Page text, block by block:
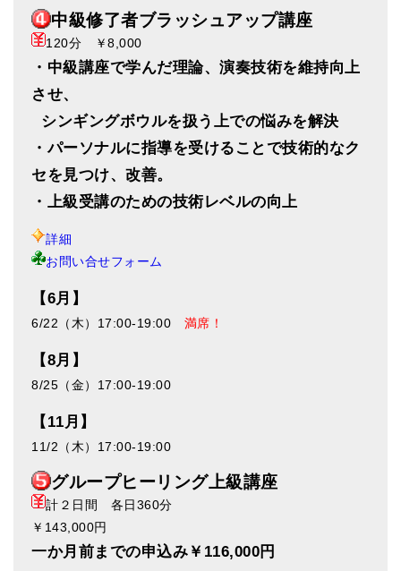
中級修了者ブラッシュアップ講座
120分 ￥8,000
・中級講座で学んだ理論、演奏技術を維持向上
させ、
シンギングボウルを扱う上での悩みを解決
・パーソナルに指導を受けることで技術的なク
セを見つけ、改善。
・上級受講のための技術レベルの向上
詳細
お問い合せフォーム
【6月】
6/22（木）17:00-19:00 満席！
【8月】
8/25（金）17:00-19:00
【11月】
11/2（木）17:00-19:00
グループヒーリング上級講座
計２日間 各日360分
￥143,000円
一か月前までの申込み￥116,000円